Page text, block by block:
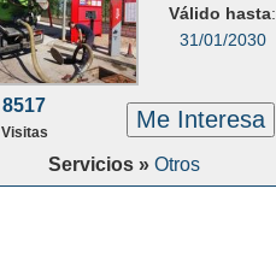
Válido hasta:
31/01/2030
8517
Visitas Me Interesa
Servicios » Otros